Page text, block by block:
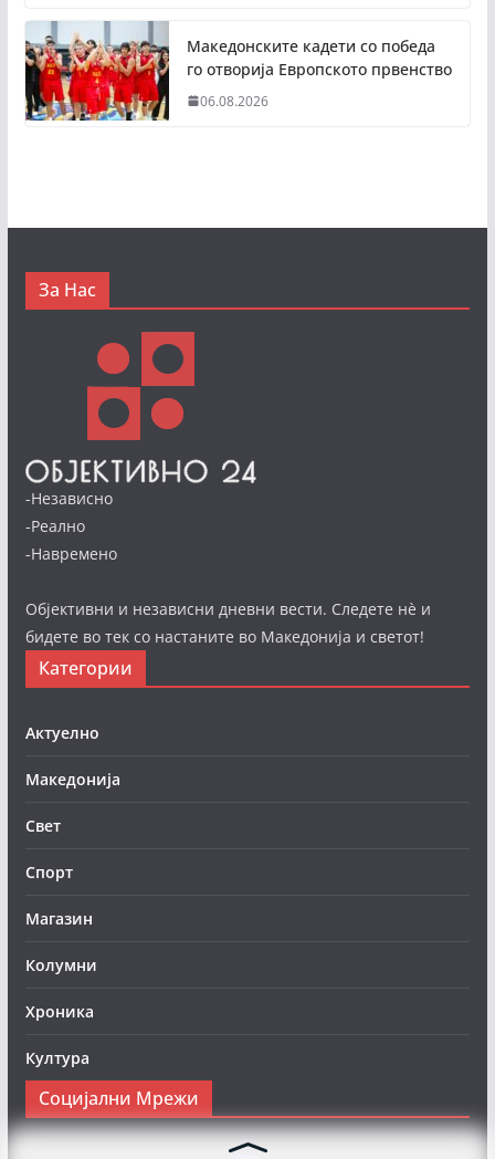
Македонските кадети со победа
го отворија Европското првенство
06.08.2026
За Нас
-Независно
-Реално
-Навремено
Објективни и независни дневни вести. Следете нè и
бидете во тек со настаните во Македонија и светот!
Категории
Актуелно
Македонија
Свет
Спорт
Магазин
Колумни
Хроника
Култура
Социјални Мрежи